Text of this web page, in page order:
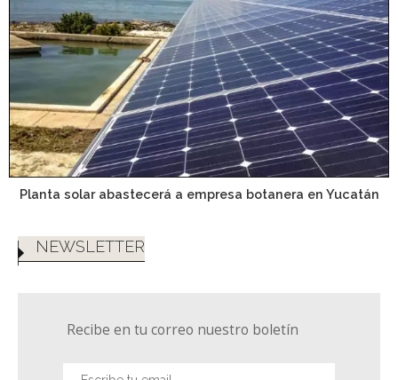
Planta solar abastecerá a empresa botanera en Yucatán
NEWSLETTER
Recibe en tu correo nuestro boletín